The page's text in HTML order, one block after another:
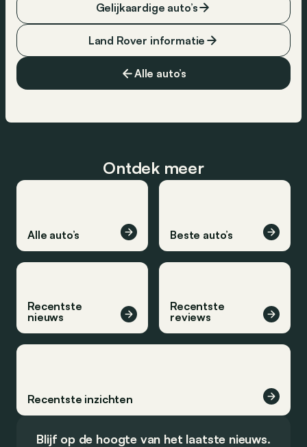
Alle auto’s
Land Rover informatie
Gelijkaardige auto’s
Ontdek meer
Alle auto’s Beste auto’s
Recentste
nieuws
Recentste
reviews
Recentste inzichten
Blijf op de hoogte van het laatste nieuws.